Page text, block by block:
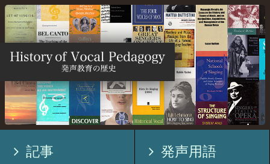
記事 発声用語